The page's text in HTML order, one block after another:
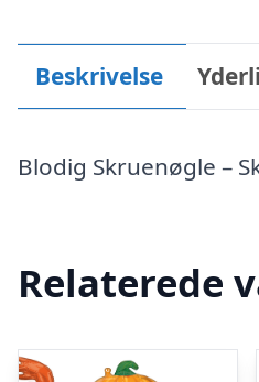
Beskrivelse
Blodig Skruenøgle –
Relaterede